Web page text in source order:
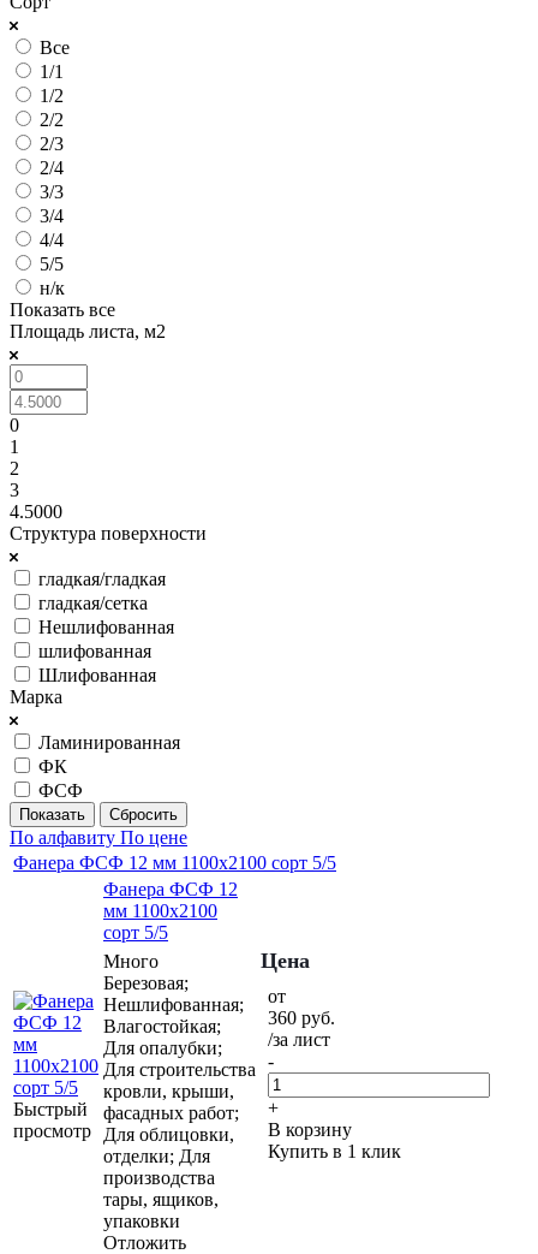
Все
1/1
1/2
2/2
2/3
2/4
3/3
3/4
4/4
5/5
н/к
Показать все
Площадь листа, м2
0
1
2
3
4.5000
Структура поверхности
гладкая/гладкая
гладкая/сетка
Нешлифованная
шлифованная
Шлифованная
Марка
Ламинированная
ФК
ФСФ
Сбросить
По алфавиту По цене
Фанера ФСФ 12 мм 1100х2100 сорт 5/5
Быстрый
просмотр
Фанера ФСФ 12
мм 1100х2100
сорт 5/5
Много
Березовая;
Нешлифованная;
Влагостойкая;
Для опалубки;
Для строительства
кровли, крыши,
фасадных работ;
Для облицовки,
отделки; Для
производства
тары, ящиков,
упаковки
Отложить
Цена
от
360 руб.
/за лист
-
+
В корзину
Купить в 1 клик